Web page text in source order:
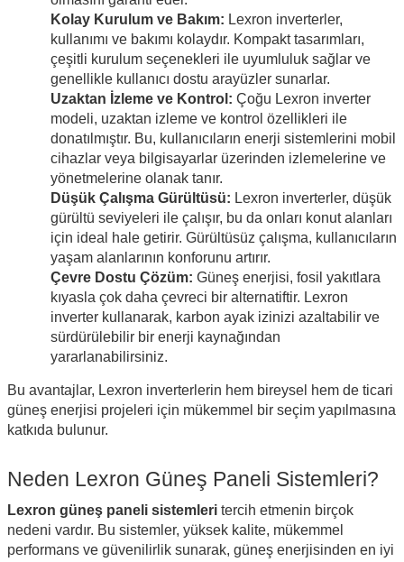
Kolay Kurulum ve Bakım: Lexron inverterler,
kullanımı ve bakımı kolaydır. Kompakt tasarımları,
çeşitli kurulum seçenekleri ile uyumluluk sağlar ve
genellikle kullanıcı dostu arayüzler sunarlar.
Uzaktan İzleme ve Kontrol: Çoğu Lexron inverter
modeli, uzaktan izleme ve kontrol özellikleri ile
donatılmıştır. Bu, kullanıcıların enerji sistemlerini mobil
cihazlar veya bilgisayarlar üzerinden izlemelerine ve
yönetmelerine olanak tanır.
Düşük Çalışma Gürültüsü: Lexron inverterler, düşük
gürültü seviyeleri ile çalışır, bu da onları konut alanları
için ideal hale getirir. Gürültüsüz çalışma, kullanıcıların
yaşam alanlarının konforunu artırır.
Çevre Dostu Çözüm: Güneş enerjisi, fosil yakıtlara
kıyasla çok daha çevreci bir alternatiftir. Lexron
inverter kullanarak, karbon ayak izinizi azaltabilir ve
sürdürülebilir bir enerji kaynağından
yararlanabilirsiniz.
Bu avantajlar, Lexron inverterlerin hem bireysel hem de ticari
güneş enerjisi projeleri için mükemmel bir seçim yapılmasına
katkıda bulunur.
Neden Lexron Güneş Paneli Sistemleri?
Lexron güneş paneli sistemleri tercih etmenin birçok
nedeni vardır. Bu sistemler, yüksek kalite, mükemmel
performans ve güvenilirlik sunarak, güneş enerjisinden en iyi